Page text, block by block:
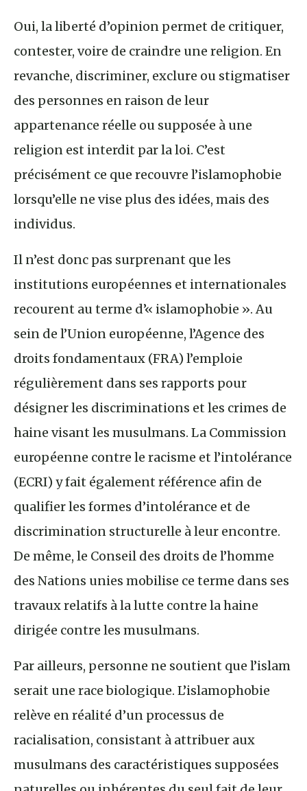
Oui, la liberté d’opinion permet de critiquer,
contester, voire de craindre une religion. En
revanche, discriminer, exclure ou stigmatiser
des personnes en raison de leur
appartenance réelle ou supposée à une
religion est interdit par la loi. C’est
précisément ce que recouvre l’islamophobie
lorsqu’elle ne vise plus des idées, mais des
individus.
Il n’est donc pas surprenant que les
institutions européennes et internationales
recourent au terme d’« islamophobie ». Au
sein de l’Union européenne, l’Agence des
droits fondamentaux (FRA) l’emploie
régulièrement dans ses rapports pour
désigner les discriminations et les crimes de
haine visant les musulmans. La Commission
européenne contre le racisme et l’intolérance
(ECRI) y fait également référence afin de
qualifier les formes d’intolérance et de
discrimination structurelle à leur encontre.
De même, le Conseil des droits de l’homme
des Nations unies mobilise ce terme dans ses
travaux relatifs à la lutte contre la haine
dirigée contre les musulmans.
Par ailleurs, personne ne soutient que l’islam
serait une race biologique. L’islamophobie
relève en réalité d’un processus de
racialisation, consistant à attribuer aux
musulmans des caractéristiques supposées